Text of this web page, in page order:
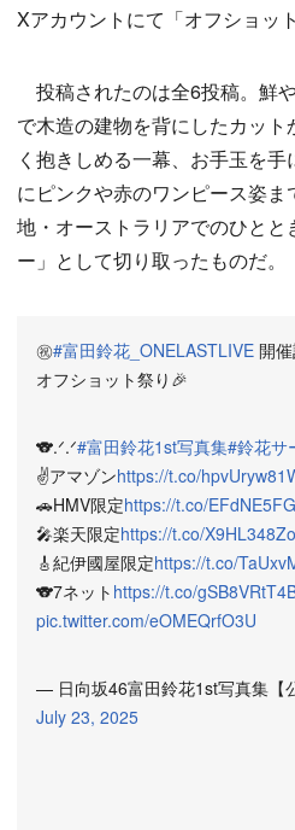
Xアカウントにて「オフショッ
投稿されたのは全6投稿。鮮
で木造の建物を背にしたカッ
く抱きしめる一幕、お手玉を
にピンクや赤のワンピース姿
地・オーストラリアでのひと
ー」として切り取ったものだ。
㊗️#富田鈴花_ONELASTLIVE 開
オフショット祭り🎉
🐨.ᐟ.ᐟ#富田鈴花1st写真集#鈴花サ
✌️アマゾンhttps://t.co/
🚗HMV限定https://t.co/
🎤楽天限定https://t.co/
🎸紀伊國屋限定https://t.co/
🐨7ネット https://t.co/
pic.twitter.com/eOMEQrfO3U
— 日向坂46富田鈴花1st写真集【
July 23, 2025